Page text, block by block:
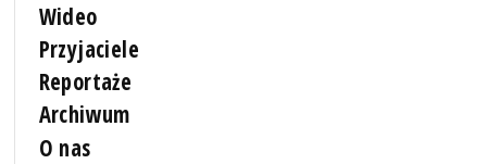
Wideo
Przyjaciele
Reportaże
Archiwum
O nas